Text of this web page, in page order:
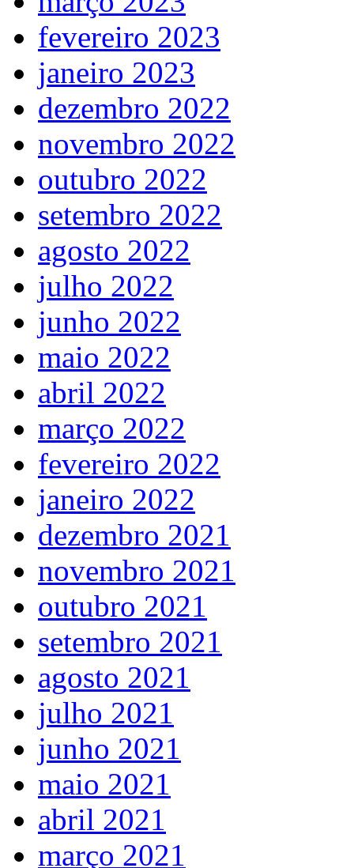
fevereiro 2023
janeiro 2023
dezembro 2022
novembro 2022
outubro 2022
setembro 2022
agosto 2022
julho 2022
junho 2022
maio 2022
abril 2022
março 2022
fevereiro 2022
janeiro 2022
dezembro 2021
novembro 2021
outubro 2021
setembro 2021
agosto 2021
julho 2021
junho 2021
maio 2021
abril 2021
março 2021